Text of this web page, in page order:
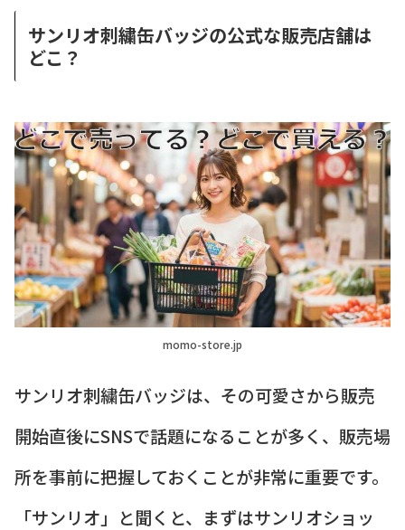
サンリオ刺繍缶バッジの公式な販売店舗は
どこ？
momo-store.jp
サンリオ刺繍缶バッジは、その可愛さから販売
開始直後にSNSで話題になることが多く、販売場
所を事前に把握しておくことが非常に重要です。
「サンリオ」と聞くと、まずはサンリオショッ